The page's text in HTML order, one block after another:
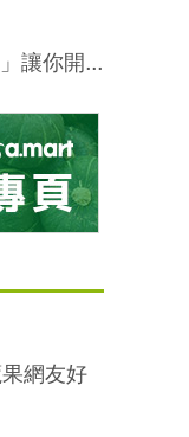
讓你開...
網友好